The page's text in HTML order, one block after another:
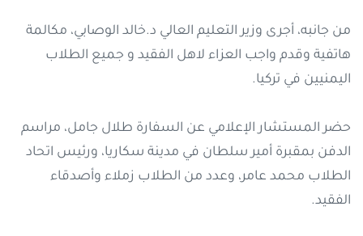
من جانبه، أجرى وزير التعليم العالي د.خالد الوصابي، مكالمة
هاتفية وقدم واجب العزاء لاهل الفقيد و جميع الطلاب
اليمنيين في تركيا.
حضر المستشار الإعلامي عن السفارة طلال جامل، مراسم
الدفن بمقبرة أمير سلطان في مدينة سكاريا، ورئيس اتحاد
الطلاب محمد عامر، وعدد من الطلاب زملاء وأصدقاء
الفقيد.